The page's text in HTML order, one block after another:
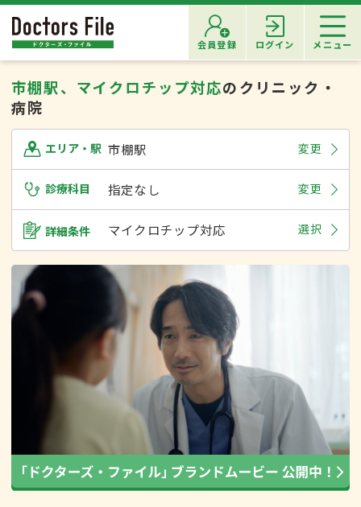
会員登録 ログイン メニュー
市棚駅、マイクロチップ対応のクリニック・
病院
エリア・駅 市棚駅 変更
診療科目 指定なし 変更
詳細条件 マイクロチップ対応 選択